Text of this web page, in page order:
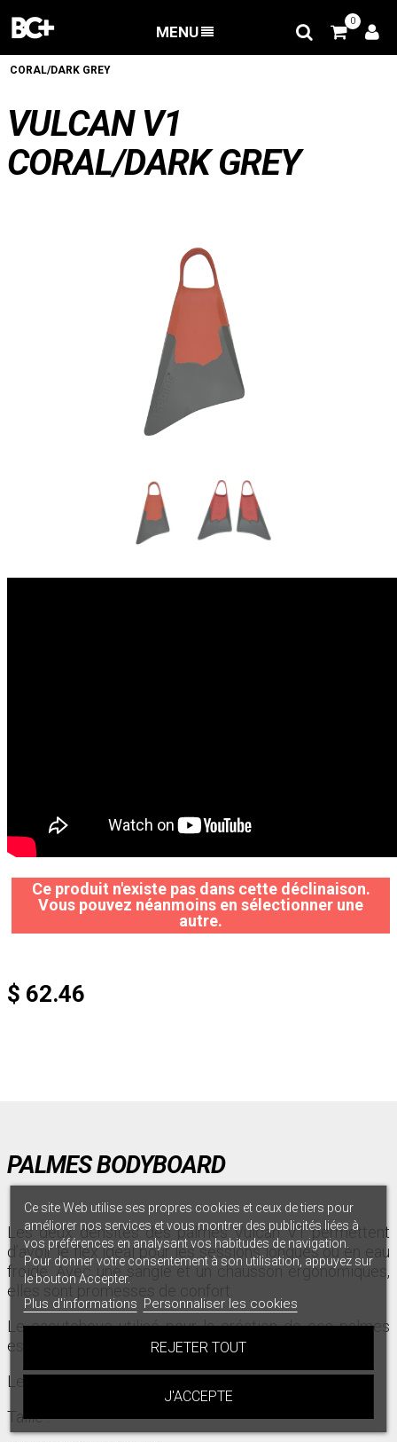
MENU
0
CORAL/DARK GREY
VULCAN V1
CORAL/DARK GREY
Ce produit n'existe pas dans cette déclinaison.
Vous pouvez néanmoins en sélectionner une
autre.
$ 62.46
PALMES BODYBOARD
Les deux densités des palmes Vulcan V1 permettent
d’avoir le flex idéal pour les sessions longues ou en eau
froide. Avec une sangle et un chausson ergonomiques,
elles sont promesses de confort.
Le caoutchouc utilisé pour la création de ces palmes
est un caoutchouc malaisien de haute qualité.
Le modèle se décline en 5 coloris.
Taille :
Ce site Web utilise ses propres cookies et ceux de tiers pour
améliorer nos services et vous montrer des publicités liées à
vos préférences en analysant vos habitudes de navigation.
Pour donner votre consentement à son utilisation, appuyez sur
le bouton Accepter.
Plus d'informations Personnaliser les cookies
REJETER TOUT
J'ACCEPTE